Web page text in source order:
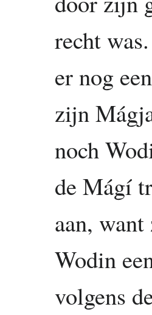
recht
er nog
zijn
noch
de Mágí
aan,
Wodin
volgens